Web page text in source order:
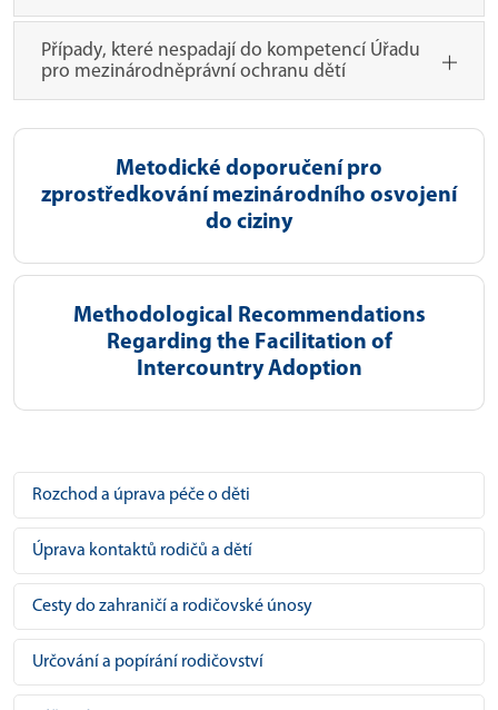
Případy, které nespadají do kompetencí Úřadu
pro mezinárodněprávní ochranu dětí
Metodické doporučení pro
zprostředkování mezinárodního osvojení
do ciziny
Methodological Recommendations
Regarding the Facilitation of
Intercountry Adoption
Rozchod a úprava péče o děti
Úprava kontaktů rodičů a dětí
Cesty do zahraničí a rodičovské únosy
Určování a popírání rodičovství